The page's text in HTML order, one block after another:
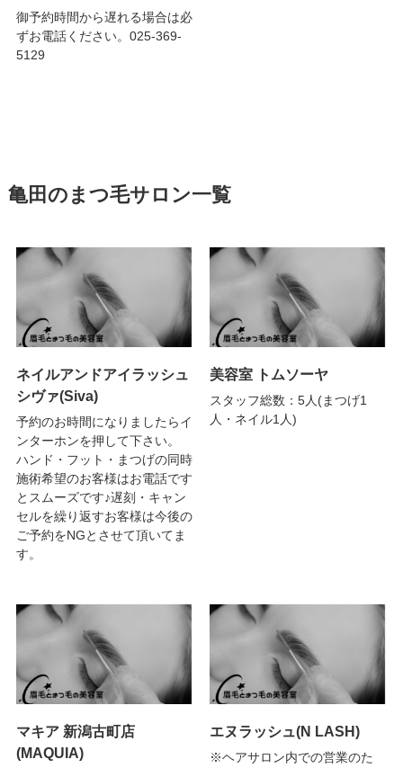
御予約時間から遅れる場合は必
ずお電話ください。025-369-
5129
亀田のまつ毛サロン一覧
ネイルアンドアイラッシュ
シヴァ(Siva)
予約のお時間になりましたらイ
ンターホンを押して下さい。
ハンド・フット・まつげの同時
施術希望のお客様はお電話です
とスムーズです♪遅刻・キャン
セルを繰り返すお客様は今後の
ご予約をNGとさせて頂いてま
す。
美容室 トムソーヤ
スタッフ総数：5人(まつげ1
人・ネイル1人)
マキア 新潟古町店
(MAQUIA)
エヌラッシュ(N LASH)
※ヘアサロン内での営業のた